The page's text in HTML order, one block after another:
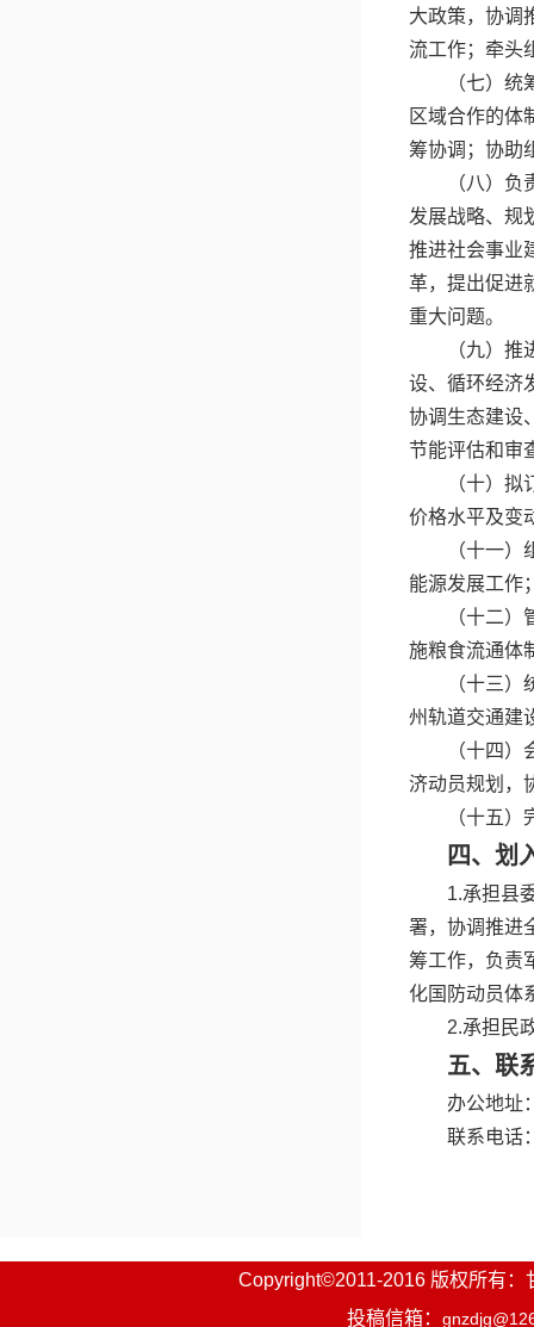
大政策，协调
流工作；牵头
（七）
区域合作的体
筹协调；协助
（八）
发展战略、规
推进社会事业
革，提出促进
重大问题。
（九）
设、循环经济
协调生态建设
节能评估和审
（十）
价格水平及变
（十一
能源发展工作
（十二
施粮食流通体
（十三
州轨道交通建
（十四
济动员规划，
（十五
四、划
1.承担县
署，协调推进
筹工作，负责
化国防动员体
2.承担民
五、联
办公地址
联系电话
Copyright©2011-2016 版权所有：
投稿信箱：